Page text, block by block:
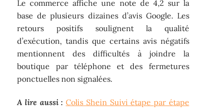
Le commerce affiche une note de 4,2 sur la
base de plusieurs dizaines d’avis Google. Les
retours positifs soulignent la qualité
d’exécution, tandis que certains avis négatifs
mentionnent des difficultés à joindre la
boutique par téléphone et des fermetures
ponctuelles non signalées.
A lire aussi : Colis Shein Suivi étape par étape